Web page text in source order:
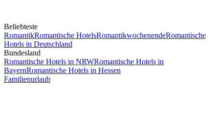
Beliebteste
RomantikRomantische HotelsRomantikwochenendeRomantische
Hotels in Deutschland
Bundesland
Romantische Hotels in NRWRomantische Hotels in
BayernRomantische Hotels in Hessen
Familienurlaub